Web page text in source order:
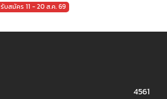
รับสมัคร 11 - 20 ส.ค. 69
4561